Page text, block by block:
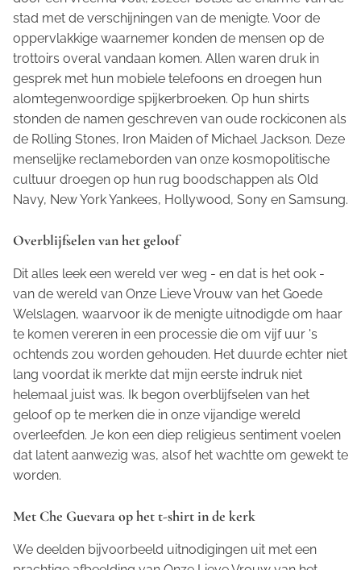
stad met de verschijningen van de menigte. Voor de
oppervlakkige waarnemer konden de mensen op de
trottoirs overal vandaan komen. Allen waren druk in
gesprek met hun mobiele telefoons en droegen hun
alomtegenwoordige spijkerbroeken. Op hun shirts
stonden de namen geschreven van oude rockiconen als
de Rolling Stones, Iron Maiden of Michael Jackson. Deze
menselijke reclameborden van onze kosmopolitische
cultuur droegen op hun rug boodschappen als Old
Navy, New York Yankees, Hollywood, Sony en Samsung.
Overblijfselen van het geloof
Dit alles leek een wereld ver weg - en dat is het ook -
van de wereld van Onze Lieve Vrouw van het Goede
Welslagen, waarvoor ik de menigte uitnodigde om haar
te komen vereren in een processie die om vijf uur 's
ochtends zou worden gehouden. Het duurde echter niet
lang voordat ik merkte dat mijn eerste indruk niet
helemaal juist was. Ik begon overblijfselen van het
geloof op te merken die in onze vijandige wereld
overleefden. Je kon een diep religieus sentiment voelen
dat latent aanwezig was, alsof het wachtte om gewekt te
worden.
Met Che Guevara op het t-shirt in de kerk
We deelden bijvoorbeeld uitnodigingen uit met een